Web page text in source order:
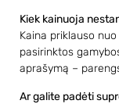
Kiek kainuoja
Kaina priklauso
pasirinktos
aprašymą –
Ar galite padėti